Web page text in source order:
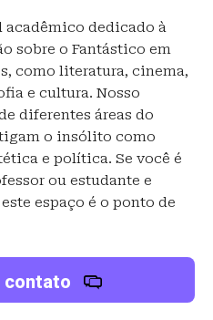
acadêmico dedicado à
sobre o Fantástico em
como literatura, cinema,
e cultura. Nosso
diferentes áreas do
o insólito como
e política. Se você é
ou estudante e
espaço é o ponto de
contato